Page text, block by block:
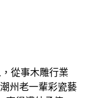
從事木雕行業
州老一輩彩瓷藝